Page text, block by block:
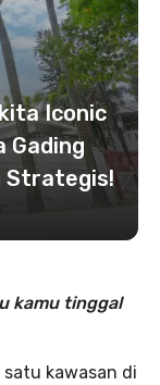
Iconic
Gading
Strategis!
kamu tinggal
kawasan di